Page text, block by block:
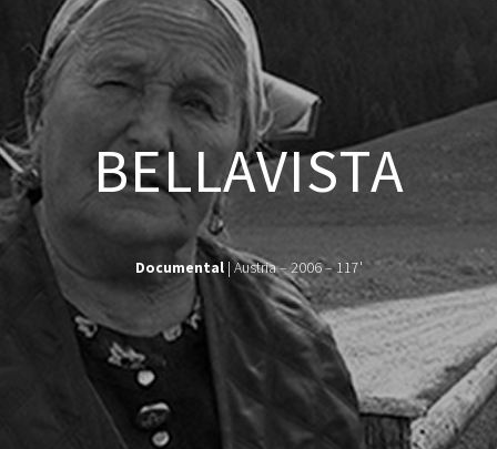
BELLAVISTA
Documental| Austria – 2006 – 117'